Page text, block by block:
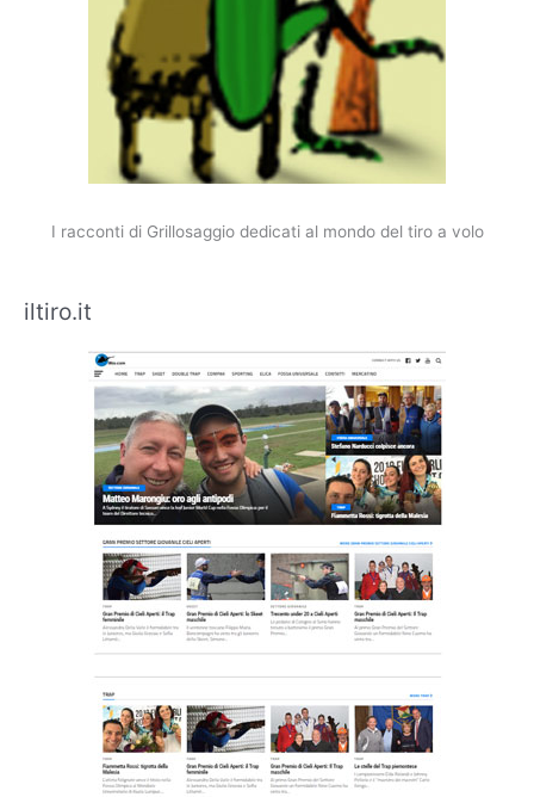
I racconti di Grillosaggio dedicati al mondo del tiro a volo
iltiro.it